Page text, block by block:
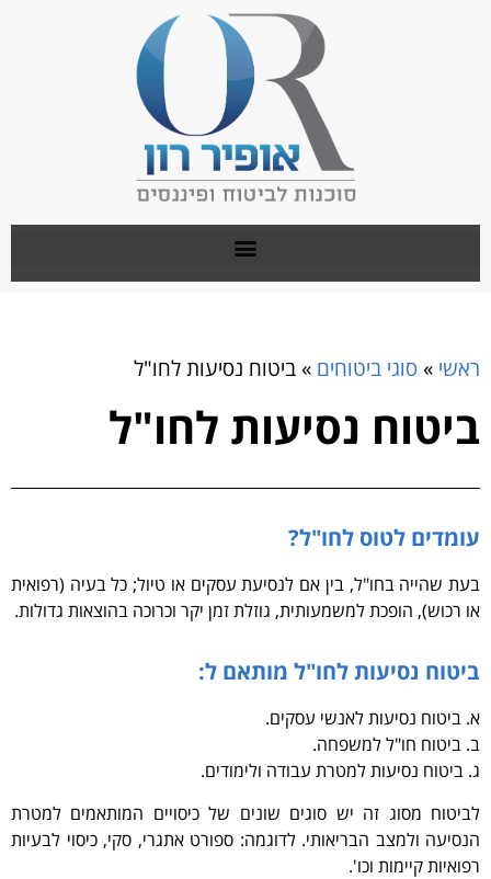
ראשי » סוגי ביטוחים » ביטוח נסיעות לחו"ל
ביטוח נסיעות לחו"ל
עומדים לטוס לחו"ל?
בעת שהייה בחו"ל, בין אם לנסיעת עסקים או טיול; כל בעיה (רפואית
או רכוש), הופכת למשמעותית, גוזלת זמן יקר וכרוכה בהוצאות גדולות.
ביטוח נסיעות לחו"ל מותאם ל:
א. ביטוח נסיעות לאנשי עסקים.
ב. ביטוח חו"ל למשפחה.
ג. ביטוח נסיעות למטרת עבודה ולימודים.
לביטוח מסוג זה יש סוגים שונים של כיסויים המותאמים למטרת
הנסיעה ולמצב הבריאותי. לדוגמה: ספורט אתגרי, סקי, כיסוי לבעיות
רפואיות קיימות וכו'.